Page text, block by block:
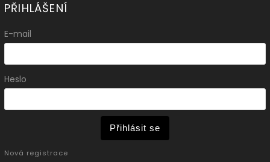
PŘIHLÁŠENÍ
E-mail
Heslo
Přihlásit se
Nová registrace